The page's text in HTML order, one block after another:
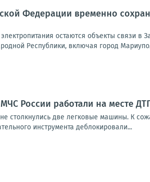
Федерации временно
остаются объекты связи
Республики, включая город
России работали на месте
столкнулись две легковые машины. К
инструмента деблокировали...